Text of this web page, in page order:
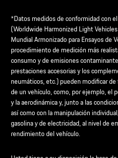
*Datos medidos de conformidad con
(Worldwide Harmonized Light
Mundial Armonizado para Ensayos de
procedimiento de medición más
consumo y de emisiones
prestaciones accesorias y los
neumáticos, etc.) pueden modificar
de un vehículo, como, por ejemplo, el
y la aerodinámica y, junto a las
así como con la manipulación
gasolina y de electricidad, al nivel de
rendimiento del vehículo.